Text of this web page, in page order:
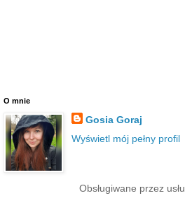
O mnie
Gosia Goraj
Wyświetl mój pełny profil
Obsługiwane przez